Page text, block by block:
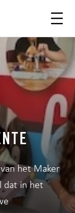
het Maker
dat in het